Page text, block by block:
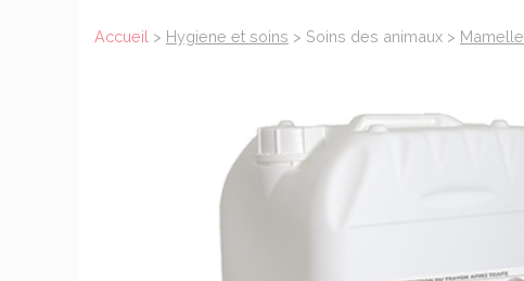
Accueil > Hygiene et soins > Soins des animaux > Mamelle